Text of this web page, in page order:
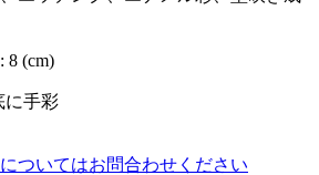
8 (cm)
に手彩
ついてはお問合わせください